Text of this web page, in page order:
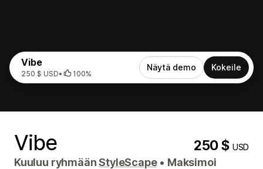
Vibe
250 $ USD• 100%
Näytä demo Kokeile
Vibe 250 $USD
Kuuluu ryhmäänStyleScape • Maksimoi